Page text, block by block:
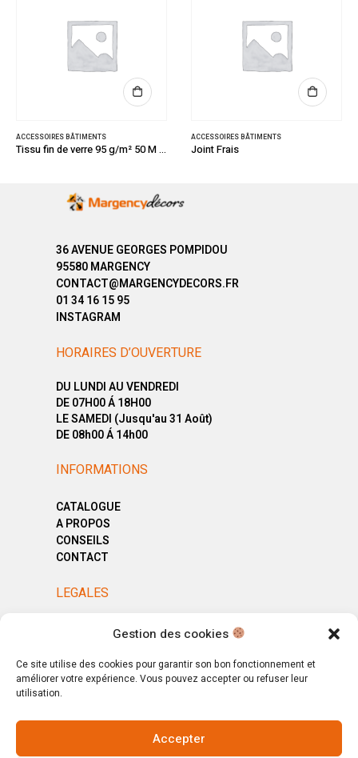
Gestion des cookies
Ce site utilise des cookies pour garantir son bon fonctionnement et
améliorer votre expérience. Vous pouvez accepter ou refuser leur
utilisation.
Accepter
ACCESSOIRES BÂTIMENTS
Tissu fin de verre 95 g/m² 50 M X 1 M S95
ACCESSOIRES BÂTIMENTS
Joint Frais
36 AVENUE GEORGES POMPIDOU
95580 MARGENCY
CONTACT@MARGENCYDECORS.FR
01 34 16 15 95
INSTAGRAM
HORAIRES D’OUVERTURE
DU LUNDI AU VENDREDI
DE 07H00 Á 18H00
LE SAMEDI (Jusqu'au 31 Août)
DE 08h00 Á 14h00
INFORMATIONS
CATALOGUE
A PROPOS
CONSEILS
CONTACT
LEGALES
MENTIONS LÉGALES
CGV
© Copyright 2025. All Rights Reserved.